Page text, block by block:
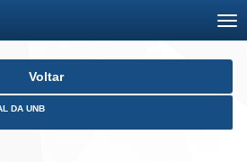
Voltar
DA UNB